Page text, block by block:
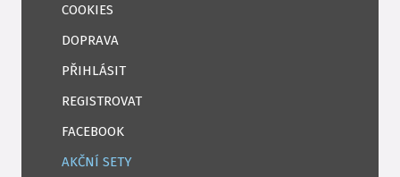
COOKIES
DOPRAVA
PŘIHLÁSIT
REGISTROVAT
FACEBOOK
AKČNÍ SETY